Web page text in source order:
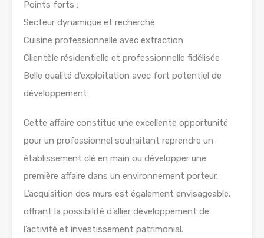
Points forts :
Secteur dynamique et recherché
Cuisine professionnelle avec extraction
Clientèle résidentielle et professionnelle fidélisée
Belle qualité d’exploitation avec fort potentiel de
développement
Cette affaire constitue une excellente opportunité
pour un professionnel souhaitant reprendre un
établissement clé en main ou développer une
première affaire dans un environnement porteur.
L’acquisition des murs est également envisageable,
offrant la possibilité d’allier développement de
l’activité et investissement patrimonial.